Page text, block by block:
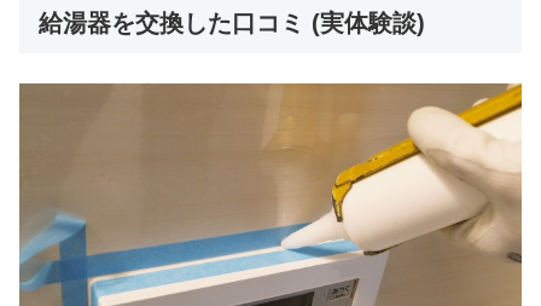
給湯器を交換した口コミ (実体験談)